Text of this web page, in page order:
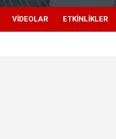
VIDEOLAR ETKINLIKLER